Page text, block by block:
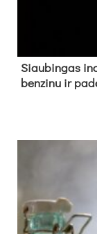
Siau­bin­gas
ben­zi­nu ir